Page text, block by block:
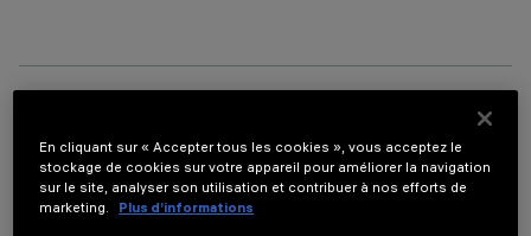
En cliquant sur « Accepter tous les cookies », vous acceptez le
stockage de cookies sur votre appareil pour améliorer la navigation
sur le site, analyser son utilisation et contribuer à nos efforts de
marketing.
Plus d’informations